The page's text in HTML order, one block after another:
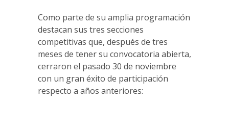
Como parte de su amplia programación
destacan sus tres secciones
competitivas que, después de tres
meses de tener su convocatoria abierta,
cerraron el pasado 30 de noviembre
con un gran éxito de participación
respecto a años anteriores: